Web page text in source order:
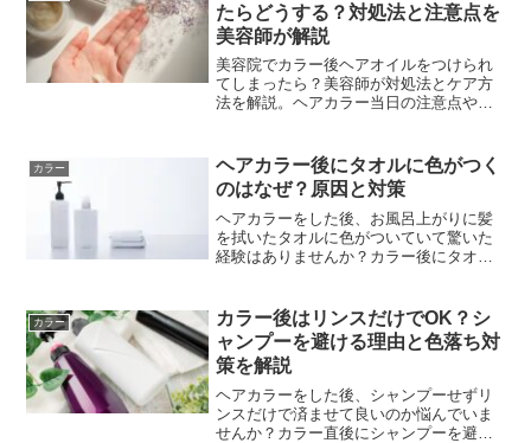
たらどうする？対処法と注意点を
美容師が解説
美容院でカラー後ヘアオイルをつけられ
てしまったら？美容師が対処法とケア方
法を解説。ヘアカラー当日の注意点やシ
やすく紹介します。
カラー
ヘアカラー後にタオルに色がつく
のはなぜ？原因と対策
ヘアカラーをした後、お風呂上がりに髪
を拭いたタオルに色がついていて驚いた
経験はありませんか？カラー後にタオル
すよね。実はこれは多くの人に起こりう
る現象で、必ずしも失敗や...
カラー
カラー後はリンスだけでOK？シ
ャンプーを避ける理由と色落ち対
策を解説
ヘアカラーをした後、シャンプーせずリ
ンスだけで済ませて良いのか悩んでいま
せんか？カラー直後にシャンプーを避け